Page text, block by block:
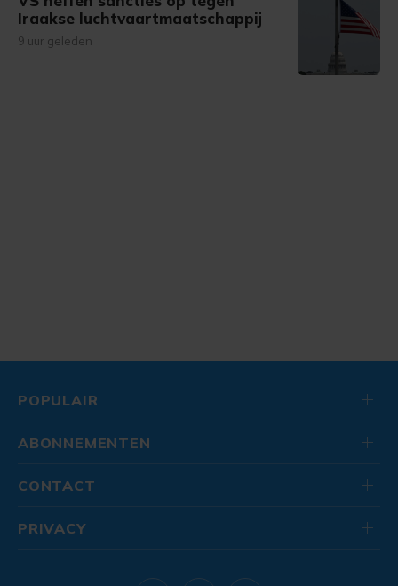
Iraakse luchtvaartmaatschappij
9 uur geleden
POPULAIR
ABONNEMENTEN
CONTACT
PRIVACY